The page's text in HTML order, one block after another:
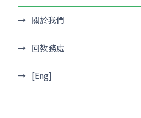
關於我們
回教務處
[Eng]